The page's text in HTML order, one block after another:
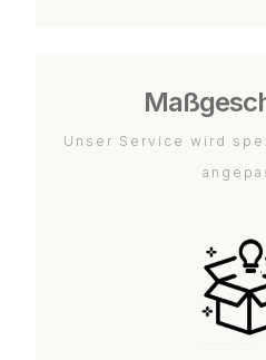
Unser Service wird